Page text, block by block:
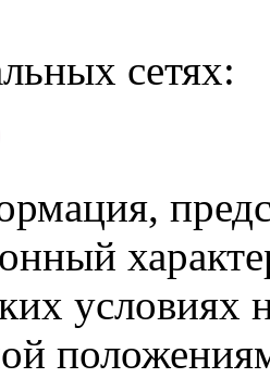
сетях:
условиях